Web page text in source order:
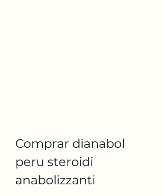
Comprar dianabol
peru steroidi
anabolizzanti